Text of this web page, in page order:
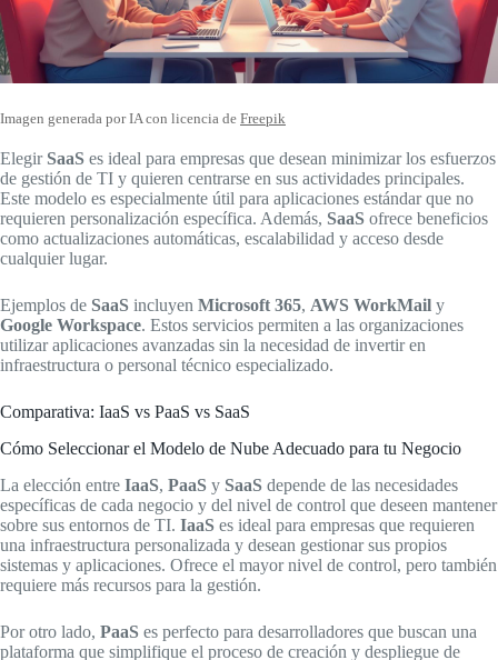
Imagen generada por IA con licencia de Freepik
Elegir SaaS es ideal para empresas que desean minimizar los esfuerzos
de gestión de TI y quieren centrarse en sus actividades principales.
Este modelo es especialmente útil para aplicaciones estándar que no
requieren personalización específica. Además, SaaS ofrece beneficios
como actualizaciones automáticas, escalabilidad y acceso desde
cualquier lugar.
Ejemplos de SaaS incluyen Microsoft 365, AWS WorkMail y
Google Workspace. Estos servicios permiten a las organizaciones
utilizar aplicaciones avanzadas sin la necesidad de invertir en
infraestructura o personal técnico especializado.
Comparativa: IaaS vs PaaS vs SaaS
Cómo Seleccionar el Modelo de Nube Adecuado para tu Negocio
La elección entre IaaS, PaaS y SaaS depende de las necesidades
específicas de cada negocio y del nivel de control que deseen mantener
sobre sus entornos de TI. IaaS es ideal para empresas que requieren
una infraestructura personalizada y desean gestionar sus propios
sistemas y aplicaciones. Ofrece el mayor nivel de control, pero también
requiere más recursos para la gestión.
Por otro lado, PaaS es perfecto para desarrolladores que buscan una
plataforma que simplifique el proceso de creación y despliegue de